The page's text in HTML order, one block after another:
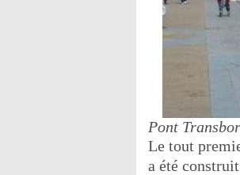
Pont
Le tout
a été